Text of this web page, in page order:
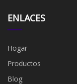
ENLACES
Hogar
Productos
Blog